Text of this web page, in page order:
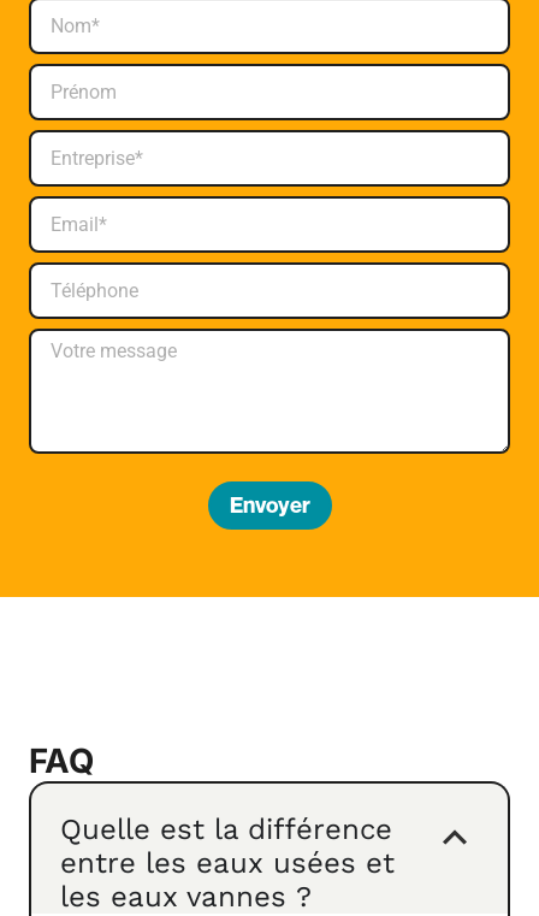
Envoyer
FAQ
Quelle est la différence
entre les eaux usées et
les eaux vannes ?